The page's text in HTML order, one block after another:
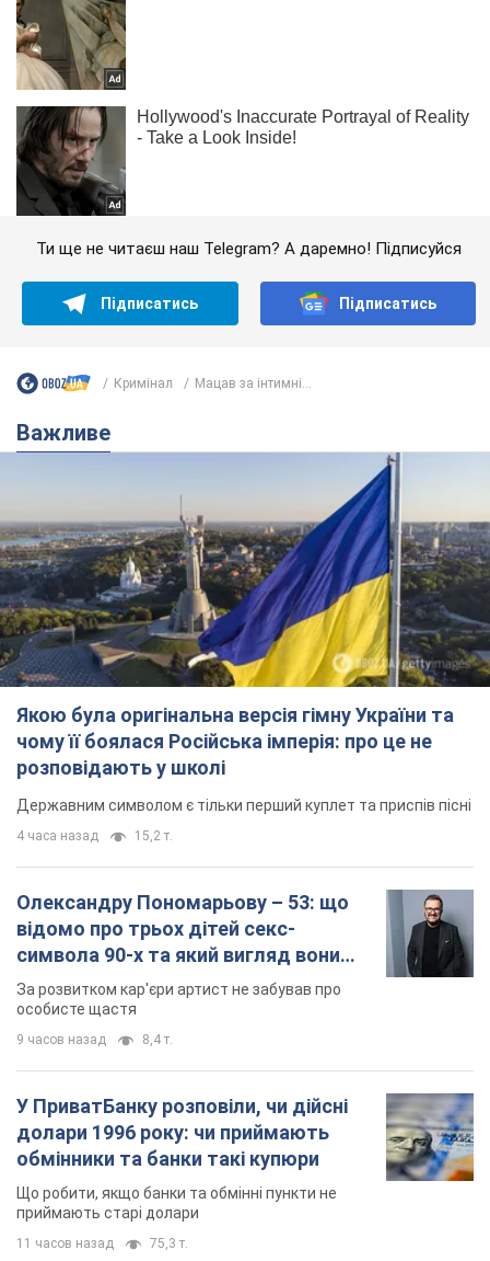
Ти ще не читаєш наш Telegram? А даремно! Підписуйся
Підписатись Підписатись
Кримінал Мацав за інтимні...
Важливе
Якою була оригінальна версія гімну України та
чому її боялася Російська імперія: про це не
розповідають у школі
Державним символом є тільки перший куплет та приспів пісні
4 часа назад 15,2 т.
Олександру Пономарьову – 53: що
відомо про трьох дітей секс-
символа 90-х та який вигляд вони
мають
За розвитком кар'єри артист не забував про
особисте щастя
9 часов назад 8,4 т.
У ПриватБанку розповіли, чи дійсні
долари 1996 року: чи приймають
обмінники та банки такі купюри
Що робити, якщо банки та обмінні пункти не
приймають старі долари
11 часов назад 75,3 т.